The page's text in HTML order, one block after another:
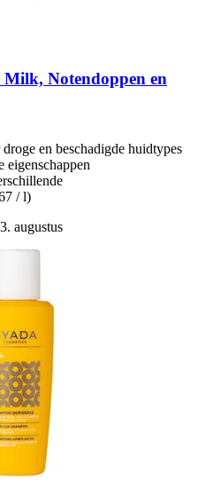
Notendoppen en
en beschadigde huidtypes
eigenschappen
/ l)
augustus